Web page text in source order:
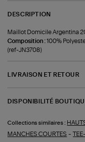
DESCRIPTION
Maillot Domicile Argentina
Composition :100%
(ref-JN3708)
LIVRAISON ET RETOUR
DISPONIBILITÉ
Collections similaires :
MANCHES COURTES -